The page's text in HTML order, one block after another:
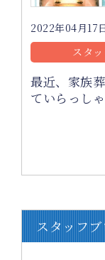
2022年04月17
スタ
最近、家族
ていらっし
スタッフ